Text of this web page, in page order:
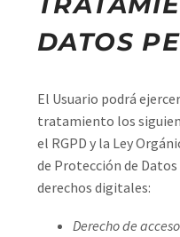
DATOS
El Usuario podrá
tratamiento los
el RGPD y la Ley
de Protección de
derechos digitales:
Derecho de